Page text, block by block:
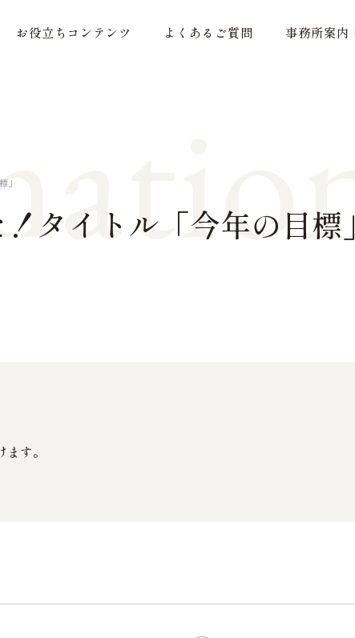
お役立ちコンテンツ よくあるご質問 事務所案内
」
タイトル「今年の目標」
す。